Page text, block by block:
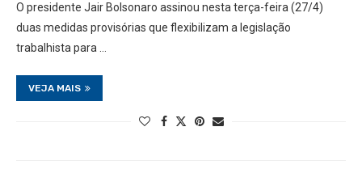
O presidente Jair Bolsonaro assinou nesta terça-feira (27/4)
duas medidas provisórias que flexibilizam a legislação
trabalhista para …
VEJA MAIS